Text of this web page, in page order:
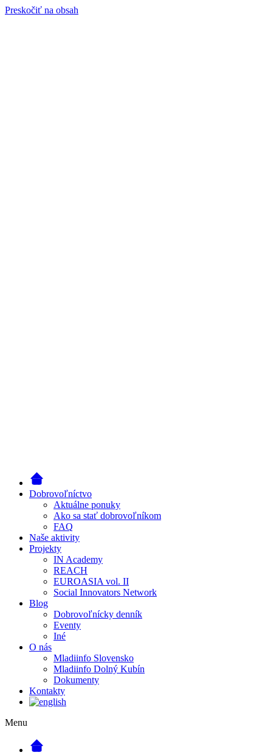
Preskočiť na obsah
Dobrovoľníctvo
Aktuálne ponuky
Ako sa stať dobrovoľníkom
FAQ
Naše aktivity
Projekty
IN Academy
REACH
EUROASIA vol. II
Social Innovators Network
Blog
Dobrovoľnícky denník
Eventy
Iné
O nás
Mladiinfo Slovensko
Mladiinfo Dolný Kubín
Dokumenty
Kontakty
Menu